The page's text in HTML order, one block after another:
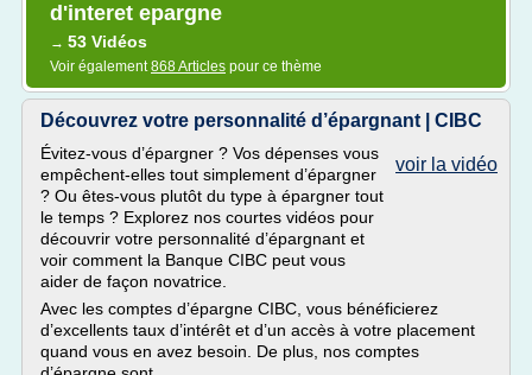
d'interet epargne
→ 53 Vidéos
Voir également868 Articles pour ce thème
Découvrez votre personnalité d’épargnant | CIBC
voir la vidéo
Évitez-vous d’épargner ? Vos dépenses vous
empêchent-elles tout simplement d’épargner
? Ou êtes-vous plutôt du type à épargner tout
le temps ? Explorez nos courtes vidéos pour
découvrir votre personnalité d’épargnant et
voir comment la Banque CIBC peut vous
aider de façon novatrice.
Avec les comptes d’épargne CIBC, vous bénéficierez
d’excellents taux d’intérêt et d’un accès à votre placement
quand vous en avez besoin. De plus, nos comptes